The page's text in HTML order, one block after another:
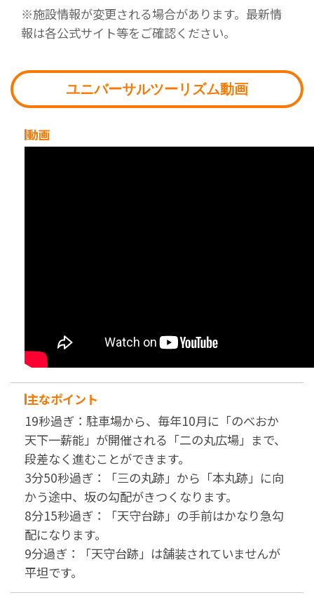
※施設情報が変更される場合があります。最新情
報は各公式サイト等をご確認ください。
ユニバーサルツーリズム動画
動画
主なポイント
19秒過ぎ：駐車場から、毎年10月に「のべおか
天下一薪能」が開催される「二の丸広場」まで、
段差なく進むことができます。
3分50秒過ぎ：「三の丸跡」から「本丸跡」に向
かう途中、坂の勾配がきつくなります。
8分15秒過ぎ：「天守台跡」の手前はかなり急勾
配になります。
9分過ぎ：「天守台跡」は舗装されていませんが
平坦です。